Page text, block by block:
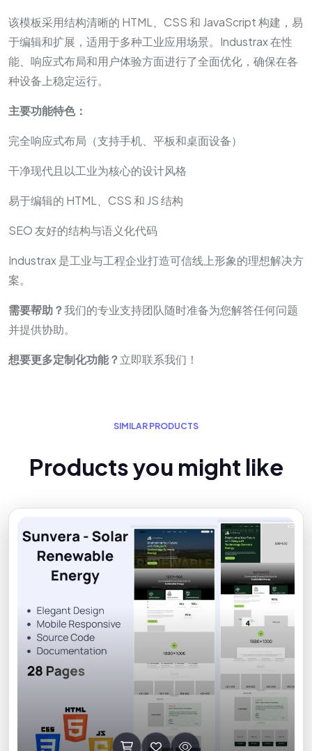
该模板采用结构清晰的 HTML、CSS 和 JavaScript 构建，易
于编辑和扩展，适用于多种工业应用场景。Industrax 在性
能、响应式布局和用户体验方面进行了全面优化，确保在各
种设备上稳定运行。
主要功能特色：
完全响应式布局（支持手机、平板和桌面设备）
干净现代且以工业为核心的设计风格
易于编辑的 HTML、CSS 和 JS 结构
SEO 友好的结构与语义化代码
Industrax 是工业与工程企业打造可信线上形象的理想解决方
案。
需要帮助？我们的专业支持团队随时准备为您解答任何问题
并提供协助。
想要更多定制化功能？立即联系我们！
SIMILAR PRODUCTS
Productsyou might like